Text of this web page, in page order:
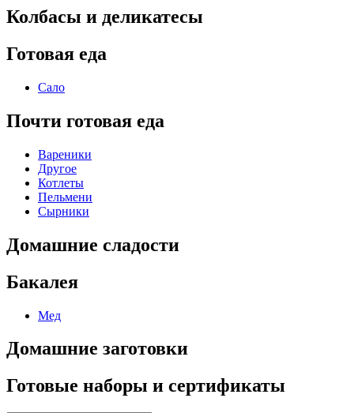
Колбасы и деликатесы
Готовая еда
Сало
Почти готовая еда
Вареники
Другое
Котлеты
Пельмени
Сырники
Домашние сладости
Бакалея
Мед
Домашние заготовки
Готовые наборы и сертификаты